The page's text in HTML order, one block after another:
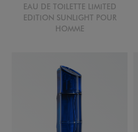
EAU DE TOILETTE LIMITED
EDITION SUNLIGHT POUR
HOMME